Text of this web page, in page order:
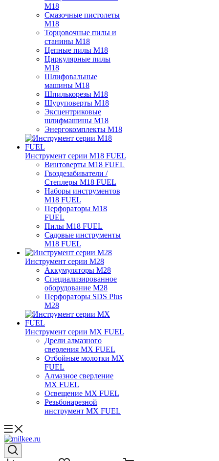
M18
Смазочные пистолеты
M18
Торцовочные пилы и
станины M18
Цепные пилы M18
Циркулярные пилы
M18
Шлифовальные
машины M18
Шпилькорезы M18
Шуруповерты M18
Эксцентриковые
шлифмашины M18
Энергокомплекты M18
Инструмент серии M18 FUEL
Винтоверты M18 FUEL
Гвоздезабиватели /
Степлеры M18 FUEL
Наборы инструментов
M18 FUEL
Перфораторы M18
FUEL
Пилы M18 FUEL
Садовые инструменты
M18 FUEL
Инструмент серии M28
Аккумуляторы M28
Специализированное
оборудование M28
Перфораторы SDS Plus
M28
Инструмент серии MX FUEL
Дрели алмазного
сверления MX FUEL
Отбойные молотки MX
FUEL
Алмазное сверление
MX FUEL
Освещение MX FUEL
Резьбонарезной
инструмент MX FUEL